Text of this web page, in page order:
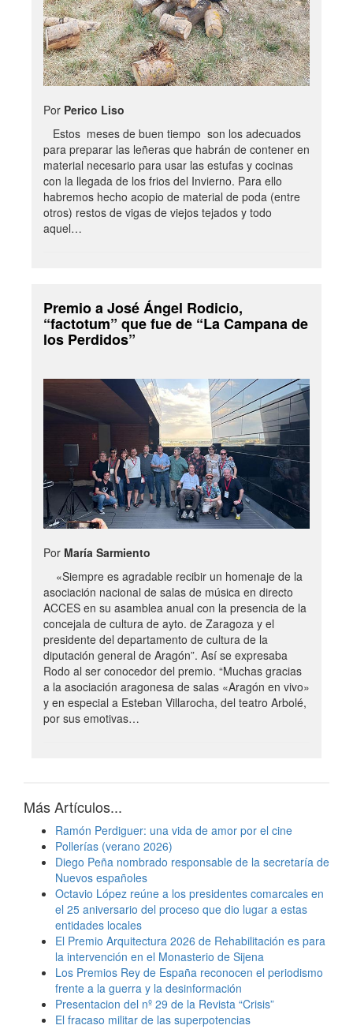
Por Perico Liso
Estos meses de buen tiempo son los adecuados
para preparar las leñeras que habrán de contener en
material necesario para usar las estufas y cocinas
con la llegada de los frios del Invierno. Para ello
habremos hecho acopio de material de poda (entre
otros) restos de vigas de viejos tejados y todo
aquel…
Premio a José Ángel Rodicio,
“factotum” que fue de “La Campana de
los Perdidos”
Por María Sarmiento
«Siempre es agradable recibir un homenaje de la
asociación nacional de salas de música en directo
ACCES en su asamblea anual con la presencia de la
concejala de cultura de ayto. de Zaragoza y el
presidente del departamento de cultura de la
diputación general de Aragón”. Así se expresaba
Rodo al ser conocedor del premio. “Muchas gracias
a la asociación aragonesa de salas «Aragón en vivo»
y en especial a Esteban Villarocha, del teatro Arbolé,
por sus emotivas…
Más Artículos...
Ramón Perdiguer: una vida de amor por el cine
Pollerías (verano 2026)
Diego Peña nombrado responsable de la secretaría de
Nuevos españoles
Octavio López reúne a los presidentes comarcales en
el 25 aniversario del proceso que dio lugar a estas
entidades locales
El Premio Arquitectura 2026 de Rehabilitación es para
la intervención en el Monasterio de Sijena
Los Premios Rey de España reconocen el periodismo
frente a la guerra y la desinformación
Presentacion del nº 29 de la Revista “Crisis”
El fracaso militar de las superpotencias